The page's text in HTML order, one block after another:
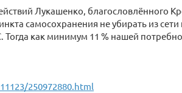
Лукашенко, благословлённого
самосохранения не убирать из
как минимум 11 % нашей
250972880.html